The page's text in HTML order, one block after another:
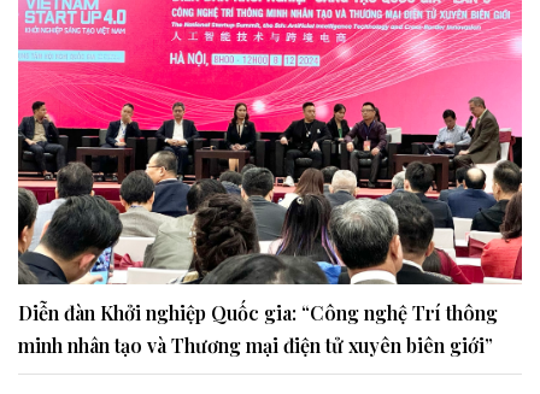
Diễn đàn Khởi nghiệp Quốc gia: “Công nghệ Trí thông
minh nhân tạo và Thương mại điện tử xuyên biên giới”